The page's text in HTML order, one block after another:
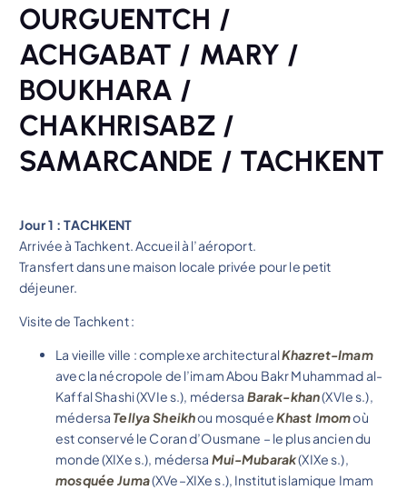
OURGUENTCH /
ACHGABAT / MARY /
BOUKHARA /
CHAKHRISABZ /
SAMARCANDE / TACHKENT
Jour 1 : TACHKENT
Arrivée à Tachkent. Accueil à l’aéroport.
Transfert dans une maison locale privée pour le petit
déjeuner.
Visite de Tachkent :
La vieille ville : complexe architecturalKhazret-Imam
avec la nécropole de l’imam Abou Bakr Muhammad al-
Kaffal Shashi (XVIe s.), médersa Barak-khan(XVIe s.),
médersa Tellya Sheikhou mosquéeKhast Imomoù
est conservé le Coran d’Ousmane – le plus ancien du
monde (XIXe s.), médersa Mui-Mubarak(XIXe s.),
mosquée Juma(XVe–XIXe s.), Institut islamique Imam